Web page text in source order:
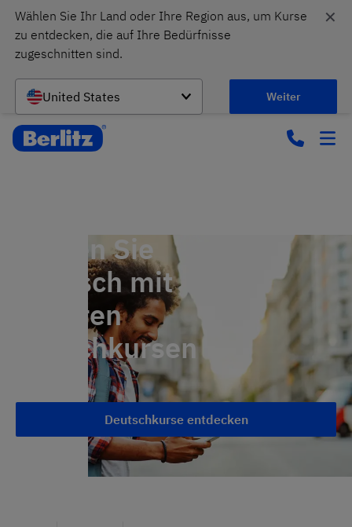
Wählen Sie Ihr Land oder Ihre Region aus, um Kurse
zu entdecken, die auf Ihre Bedürfnisse
zugeschnitten sind.
United States Weiter
✕
Lernen Sie
Deutsch mit
unseren
Sprachkursen
Deutschkurse entdecken